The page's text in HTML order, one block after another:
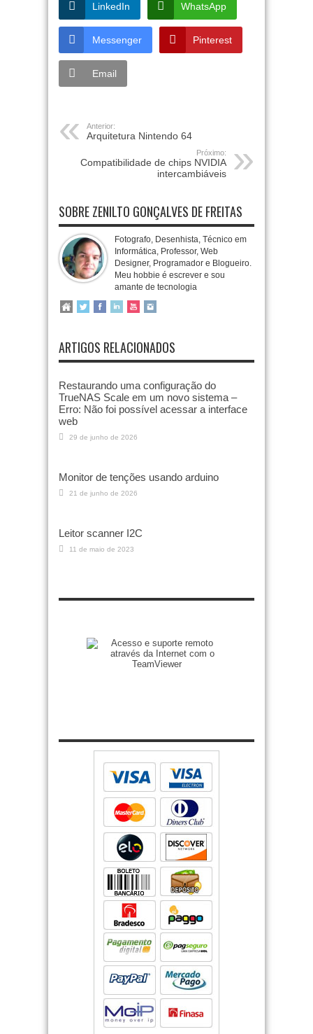
LinkedIn WhatsApp
Messenger Pinterest
Email
Anterior:
Arquitetura Nintendo 64
Próximo:
Compatibilidade de chips NVIDIA
intercambiáveis
SOBRE ZENILTO GONÇALVES DE FREITAS
Fotografo, Desenhista, Técnico em
Informática, Professor, Web
Designer, Programador e Blogueiro.
Meu hobbie é escrever e sou
amante de tecnologia
ARTIGOS RELACIONADOS
Restaurando uma configuração do
TrueNAS Scale em um novo sistema –
Erro: Não foi possível acessar a interface
web
29 de junho de 2026
Monitor de tenções usando arduino
21 de junho de 2026
Leitor scanner I2C
11 de maio de 2023